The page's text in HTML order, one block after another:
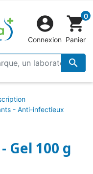


Connexion
shopping_cart0
Panier
- Anti-infectieux
Gel 100 g